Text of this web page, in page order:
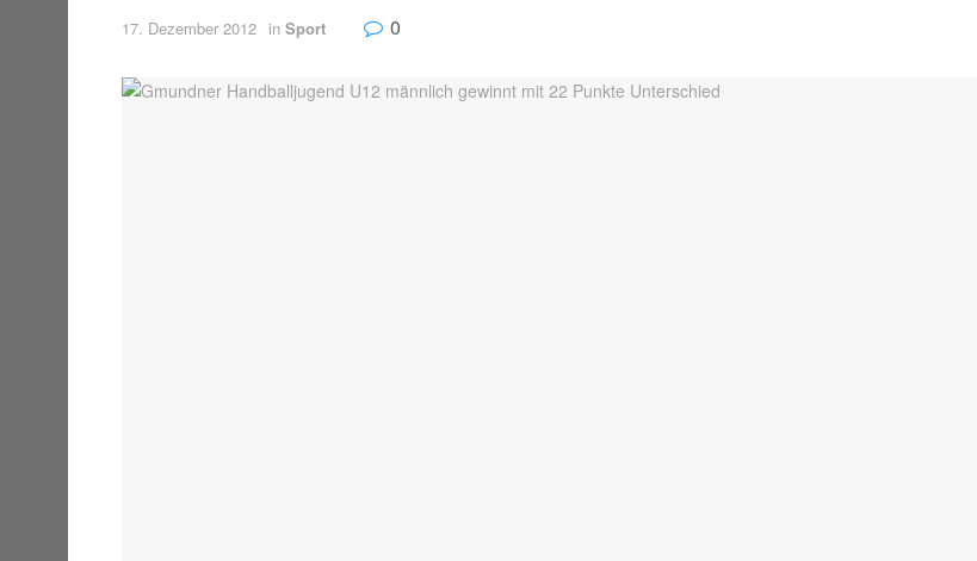
17. Dezember 2012 in Sport 0